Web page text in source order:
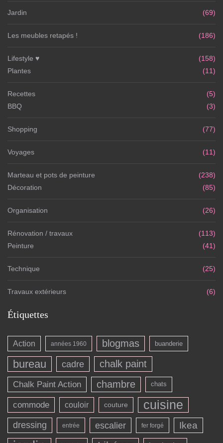
Jardin (69)
Les meubles retapés ! (186)
Lifestyle ♥
(158)
Plantes
(11)
Recettes
(5)
BBQ
(3)
Shopping (77)
Voyages (11)
Marteau et pots de peinture
(238)
Décoration
(85)
Organisation (26)
Rénovation / travaux
(113)
Peinture
(41)
Technique (25)
Travaux extérieurs (6)
Étiquettes
Action années 1960 blogmas buanderie
bureau cadre chalk paint
Chalk Paint Action chambre chats
commode couloir couture cuisine
dressing entrée escalier fer forgé Ikea